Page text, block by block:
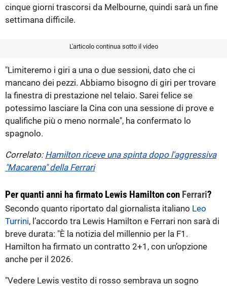
cinque giorni trascorsi da Melbourne, quindi sarà un fine
settimana difficile.
L'articolo continua sotto il video
"Limiteremo i giri a una o due sessioni, dato che ci
mancano dei pezzi. Abbiamo bisogno di giri per trovare
la finestra di prestazione nel telaio. Sarei felice se
potessimo lasciare la Cina con una sessione di prove e
qualifiche più o meno normale", ha confermato lo
spagnolo.
Correlato: Hamilton riceve una spinta dopo l'aggressiva
"Macarena" della Ferrari
Per quanti anni ha firmato Lewis Hamilton con Ferrari?
Secondo quanto riportato dal giornalista italiano Leo
Turrini, l’accordo tra Lewis Hamilton e Ferrari non sarà di
breve durata: "È la notizia del millennio per la F1.
Hamilton ha firmato un contratto 2+1, con un’opzione
anche per il 2026.
"Vedere Lewis vestito di rosso sembrava un sogno